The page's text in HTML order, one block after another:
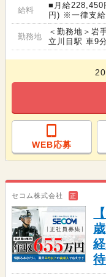
給料
■月給
円) ※一律支
勤務地
＜勤務地＞岩
立川目駅 車9
WEB応募
セコム株式会社 正